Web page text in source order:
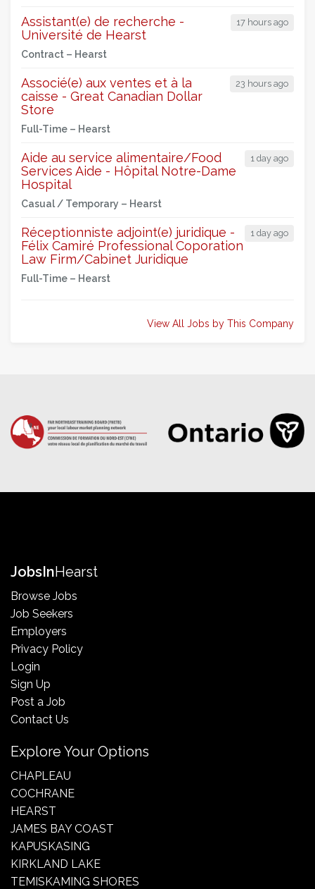
17 hours ago
Assistant(e) de recherche -
Université de Hearst
Contract – Hearst
23 hours ago
Associé(e) aux ventes et à la
caisse - Great Canadian Dollar
Store
Full-Time – Hearst
1 day ago
Aide au service alimentaire/Food
Services Aide - Hôpital Notre-Dame
Hospital
Casual / Temporary – Hearst
1 day ago
Réceptionniste adjoint(e) juridique -
Félix Camiré Professional Coporation
Law Firm/Cabinet Juridique
Full-Time – Hearst
View All Jobs by This Company
JobsInHearst
Browse Jobs
Job Seekers
Employers
Privacy Policy
Login
Sign Up
Post a Job
Contact Us
Explore Your Options
CHAPLEAU
COCHRANE
HEARST
JAMES BAY COAST
KAPUSKASING
KIRKLAND LAKE
TEMISKAMING SHORES